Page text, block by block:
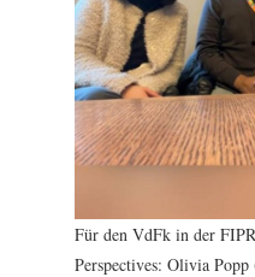
Für den VdFk in der
Perspectives: Olivia